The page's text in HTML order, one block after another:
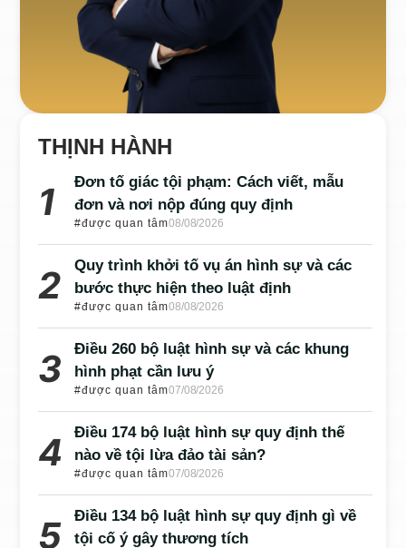
THỊNH HÀNH
Đơn tố giác tội phạm: Cách viết, mẫu
đơn và nơi nộp đúng quy định
#được quan tâm08/08/2026
Quy trình khởi tố vụ án hình sự và các
bước thực hiện theo luật định
#được quan tâm08/08/2026
Điều 260 bộ luật hình sự và các khung
hình phạt cần lưu ý
#được quan tâm07/08/2026
Điều 174 bộ luật hình sự quy định thế
nào về tội lừa đảo tài sản?
#được quan tâm07/08/2026
Điều 134 bộ luật hình sự quy định gì về
tội cố ý gây thương tích